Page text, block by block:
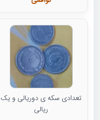
تعدادی سکه ی دوریالی و یک
ریالی